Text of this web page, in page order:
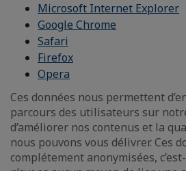
Microsoft Internet Explorer
Google Chrome
Safari
Firefox
Opera
Ces données nous permettent
parcours des utilisateurs sur
d’améliorer nos contenus et la
nous pouvons vous délivrer. Ces
complétement anonymisées,